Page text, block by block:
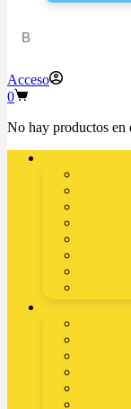
Acceso
0
No hay productos en